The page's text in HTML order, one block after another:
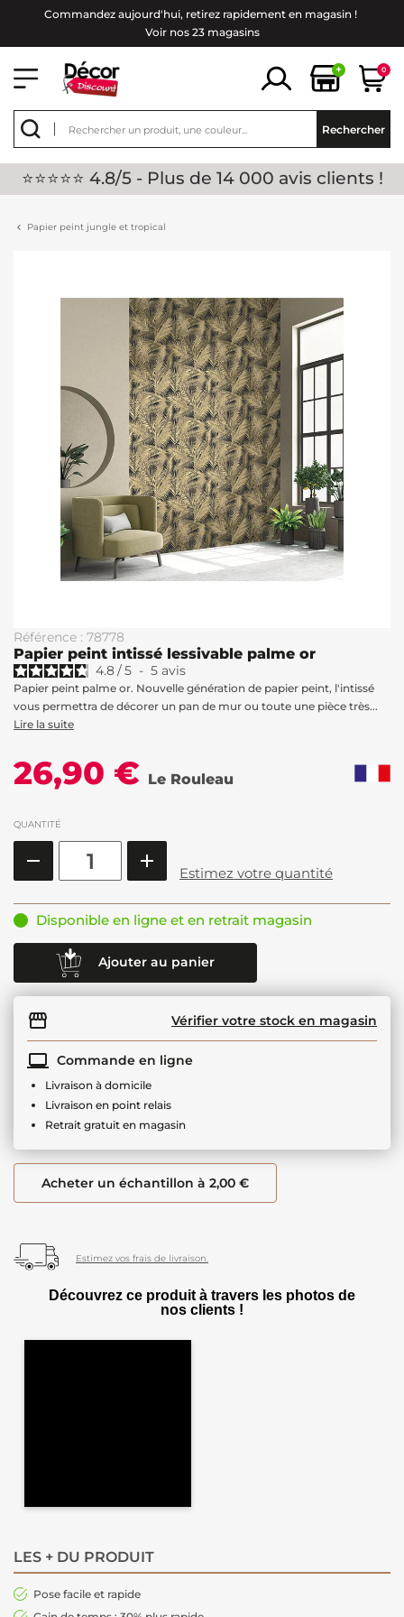
Commandez aujourd'hui, retirez rapidement en magasin !
Voir nos 23 magasins
+ 0
Rechercher
⭐⭐⭐⭐⭐ 4.8/5 - Plus de 14 000 avis clients !
Papier peint jungle et tropical
Référence : 78778
Papier peint intissé lessivable palme or
4.8/5 - 5 avis
Papier peint palme or. Nouvelle génération de papier peint, l'intissé
vous permettra de décorer un pan de mur ou toute une pièce très...
Lire la suite
26,90 € Le Rouleau
QUANTITÉ
Estimez votre quantité
Disponible en ligne et en retrait magasin
Ajouter au panier
Vérifier votre stock en magasin
Commande en ligne
Livraison à domicile
Livraison en point relais
Retrait gratuit en magasin
Acheter un échantillon à 2,00 €
Estimez vos frais de livraison.
Découvrez ce produit à travers les photos de
nos clients !
LES + DU PRODUIT
Pose facile et rapide